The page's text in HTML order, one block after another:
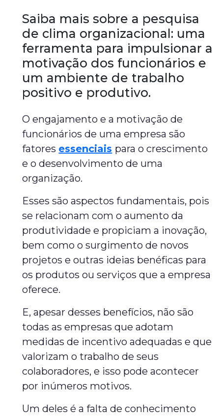
Saiba mais sobre a pesquisa
de clima organizacional: uma
ferramenta para impulsionar a
motivação dos funcionários e
um ambiente de trabalho
positivo e produtivo.
O engajamento e a motivação de
funcionários de uma empresa são
fatores essenciais para o crescimento
e o desenvolvimento de uma
organização.
Esses são aspectos fundamentais, pois
se relacionam com o aumento da
produtividade e propiciam a inovação,
bem como o surgimento de novos
projetos e outras ideias benéficas para
os produtos ou serviços que a empresa
oferece.
E, apesar desses benefícios, não são
todas as empresas que adotam
medidas de incentivo adequadas e que
valorizam o trabalho de seus
colaboradores, e isso pode acontecer
por inúmeros motivos.
Um deles é a falta de conhecimento